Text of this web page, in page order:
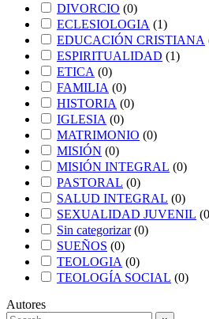
DIVORCIO (0)
ECLESIOLOGIA (1)
EDUCACIÓN CRISTIANA
ESPIRITUALIDAD (1)
ETICA (0)
FAMILIA (0)
HISTORIA (0)
IGLESIA (0)
MATRIMONIO (0)
MISIÓN (0)
MISIÓN INTEGRAL (0)
PASTORAL (0)
SALUD INTEGRAL (0)
SEXUALIDAD JUVENIL (0
Sin categorizar (0)
SUEÑOS (0)
TEOLOGIA (0)
TEOLOGÍA SOCIAL (0)
Autores